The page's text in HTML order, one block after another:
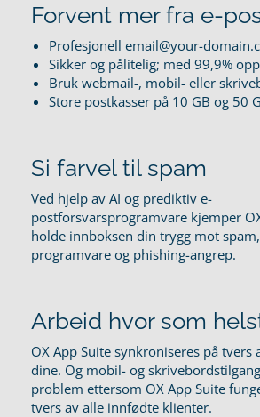
Forvent mer fra e-
Profesjonell email@your-
Sikker og pålitelig; med 99,9%
Bruk webmail-, mobil- eller
Store postkasser på 10 GB og 50
Si farvel til spam
Ved hjelp av AI og prediktiv e-
postforsvarsprogramvare kjemper
holde innboksen din trygg mot
programvare og phishing-angrep.
Arbeid hvor som
OX App Suite synkroniseres på tvers
dine. Og mobil- og
problem ettersom OX App Suite
tvers av alle innfødte klienter.